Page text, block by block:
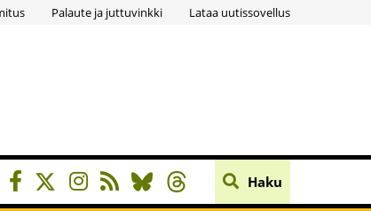
Palaute ja juttuvinkki Lataa uutissovellus
Haku